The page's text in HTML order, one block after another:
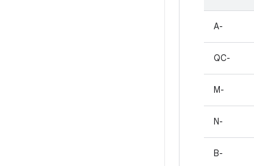
A-
QC-
M-
N-
B-